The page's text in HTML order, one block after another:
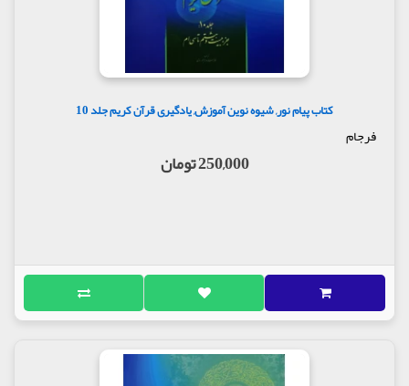
کتاب پیام نور, شیوه نوین آموزش, یادگیری قرآن کریم جلد 10
فرجام
250,000 تومان